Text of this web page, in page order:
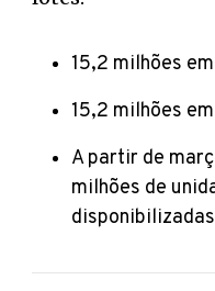
15,2 milhões
15,2 milhões
A partir de
milhões de